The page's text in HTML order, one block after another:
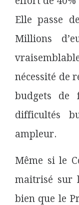
Elle passe
Millions
nécessité de
budgets de
difficultés
ampleur.
Même si le
maitrisé sur
bien que le